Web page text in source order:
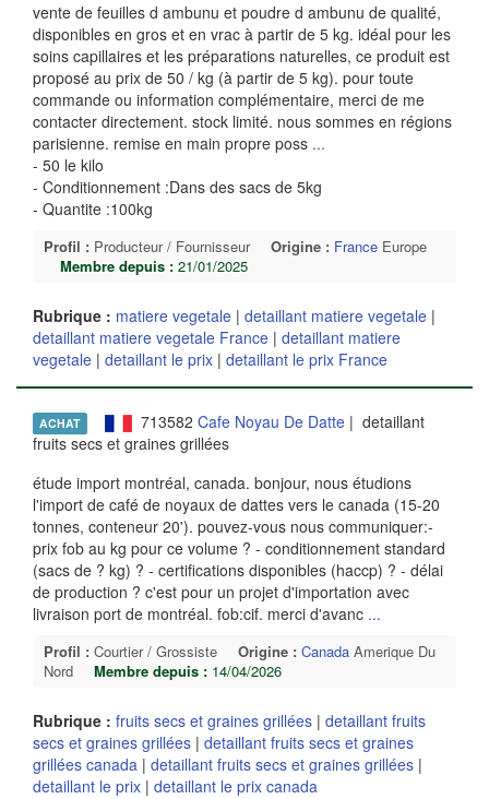
vente de feuilles d ambunu et poudre d ambunu de qualité,
disponibles en gros et en vrac à partir de 5 kg. idéal pour les
soins capillaires et les préparations naturelles, ce produit est
proposé au prix de 50 / kg (à partir de 5 kg). pour toute
commande ou information complémentaire, merci de me
contacter directement. stock limité. nous sommes en régions
parisienne. remise en main propre poss ...
- 50 le kilo
- Conditionnement :Dans des sacs de 5kg
- Quantite :100kg
Profil : Producteur / Fournisseur Origine : France Europe
Membre depuis : 21/01/2025
Rubrique : matiere vegetale | detaillant matiere vegetale |
detaillant matiere vegetale France | detaillant matiere
vegetale | detaillant le prix | detaillant le prix France
ACHAT 713582 Cafe Noyau De Datte| detaillant
fruits secs et graines grillées
étude import montréal, canada. bonjour, nous étudions
l'import de café de noyaux de dattes vers le canada (15-20
tonnes, conteneur 20'). pouvez-vous nous communiquer:-
prix fob au kg pour ce volume ? - conditionnement standard
(sacs de ? kg) ? - certifications disponibles (haccp) ? - délai
de production ? c'est pour un projet d'importation avec
livraison port de montréal. fob:cif. merci d'avanc ...
Profil : Courtier / Grossiste Origine : Canada Amerique Du
Nord
Membre depuis : 14/04/2026
Rubrique : fruits secs et graines grillées | detaillant fruits
secs et graines grillées | detaillant fruits secs et graines
grillées canada | detaillant fruits secs et graines grillées |
detaillant le prix | detaillant le prix canada